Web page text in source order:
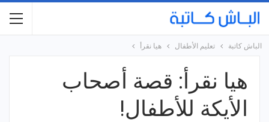
الباش كاتبة تعليم الأطفال هيا نقرأ
هيا نقرأ: قصة أصحاب
الأيكة للأطفال!